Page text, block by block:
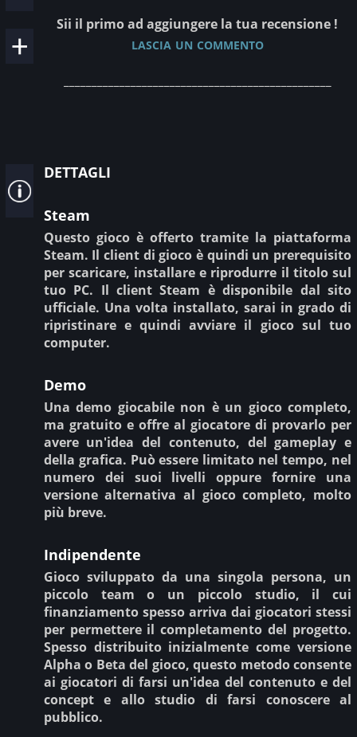
Sii il primo ad aggiungere la tua recensione !
lascia un commento
dettagli
Steam
Questo gioco è offerto tramite la piattaforma
Steam. Il client di gioco è quindi un prerequisito
per scaricare, installare e riprodurre il titolo sul
tuo PC. Il client Steam è disponibile dal sito
ufficiale. Una volta installato, sarai in grado di
ripristinare e quindi avviare il gioco sul tuo
computer.
Demo
Una demo giocabile non è un gioco completo,
ma gratuito e offre al giocatore di provarlo per
avere un'idea del contenuto, del gameplay e
della grafica. Può essere limitato nel tempo, nel
numero dei suoi livelli oppure fornire una
versione alternativa al gioco completo, molto
più breve.
Indipendente
Gioco sviluppato da una singola persona, un
piccolo team o un piccolo studio, il cui
finanziamento spesso arriva dai giocatori stessi
per permettere il completamento del progetto.
Spesso distribuito inizialmente come versione
Alpha o Beta del gioco, questo metodo consente
ai giocatori di farsi un'idea del contenuto e del
concept e allo studio di farsi conoscere al
pubblico.